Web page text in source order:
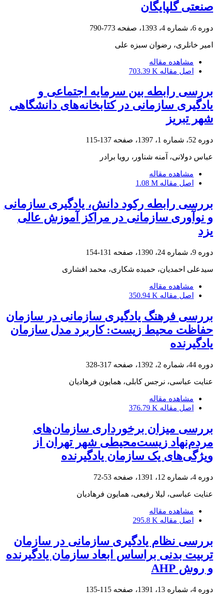
صنعتی گلپایگان
دوره 6، شماره 4، 1393، صفحه 773-790
امیر خانلری، رضوان سبزه علی
مشاهده مقاله
اصل مقاله 703.39 K
بررسی رابطه بین سرمایه اجتماعی و
یادگیری سازمانی در کتابخانه‌های دانشگا‌هی
شهر تبریز
دوره 52، شماره 1، 1397، صفحه 137-115
عباس دولانی، آمنه شناور، رویا برادر
مشاهده مقاله
اصل مقاله 1.08 M
بررسی رابطه رکود دانش، یادگیری سازمانی
و نوآوری سازمانی در مراکز آموزش عالی
یزد
دوره 9، شماره 24، 1390، صفحه 131-154
سیدعلی احمدیان، حمیده شکاری، محمد افشاری
مشاهده مقاله
اصل مقاله 350.94 K
بررسی فرهنگ یادگیری سازمانی در سازمان
حفاظت محیط زیست: کاربرد مدل سازمان
یادگیرنده
دوره 44، شماره 2، 1392، صفحه 317-328
عنایت عباسی، نرجس کابلی، همایون فرهادیان
مشاهده مقاله
اصل مقاله 376.79 K
بررسی میزان برخورداری سازمان‌های
مردم‌نهاد زیست‌محیطی شهر تهران از
ویژگی‌های یک سازمان یادگیرنده
دوره 4، شماره 12، 1391، صفحه 53-72
عنایت عباسی، لیلا رفیعی، همایون فرهادیان
مشاهده مقاله
اصل مقاله 295.8 K
بررسی نظام یادگیری سازمانی در سازمان
تربیت بدنی براساس ابعاد سازمان یادگیرنده
و روش AHP
دوره 4، شماره 13، 1391، صفحه 115-135